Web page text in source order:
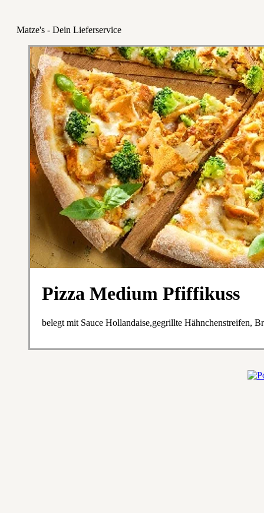
Matze's - Dein Lieferservice
Pizza Medium Pfiffikuss
belegt mit Sauce Hollandaise,gegrillte Hähnchenstreifen,